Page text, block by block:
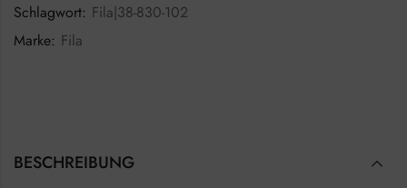
Schlagwort: Fila|38-830-102
Marke: Fila
BESCHREIBUNG